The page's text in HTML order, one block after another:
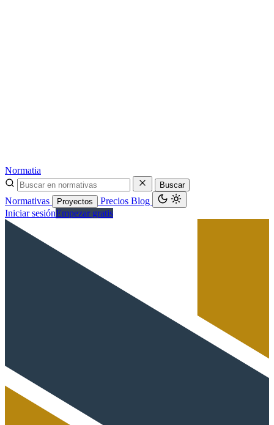
Normatia
Buscar
Normativas Proyectos Precios Blog
Iniciar sesiónEmpezar gratis